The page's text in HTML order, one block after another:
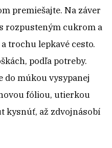
premiešajte. Na záver
rozpusteným cukrom a
trochu lepkavé cesto.
podľa potreby.
do múkou vysypanej
fóliou, utierkou
kysnúť, až zdvojnásobí